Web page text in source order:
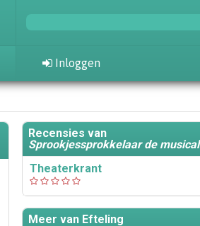
Inloggen
Recensies van
Sprookjessprokkelaar de musical
Theaterkrant
Meer van Efteling